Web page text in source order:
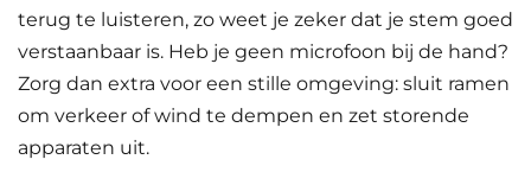
terug te luisteren, zo weet je zeker dat je stem goed
verstaanbaar is. Heb je geen microfoon bij de hand?
Zorg dan extra voor een stille omgeving: sluit ramen
om verkeer of wind te dempen en zet storende
apparaten uit.